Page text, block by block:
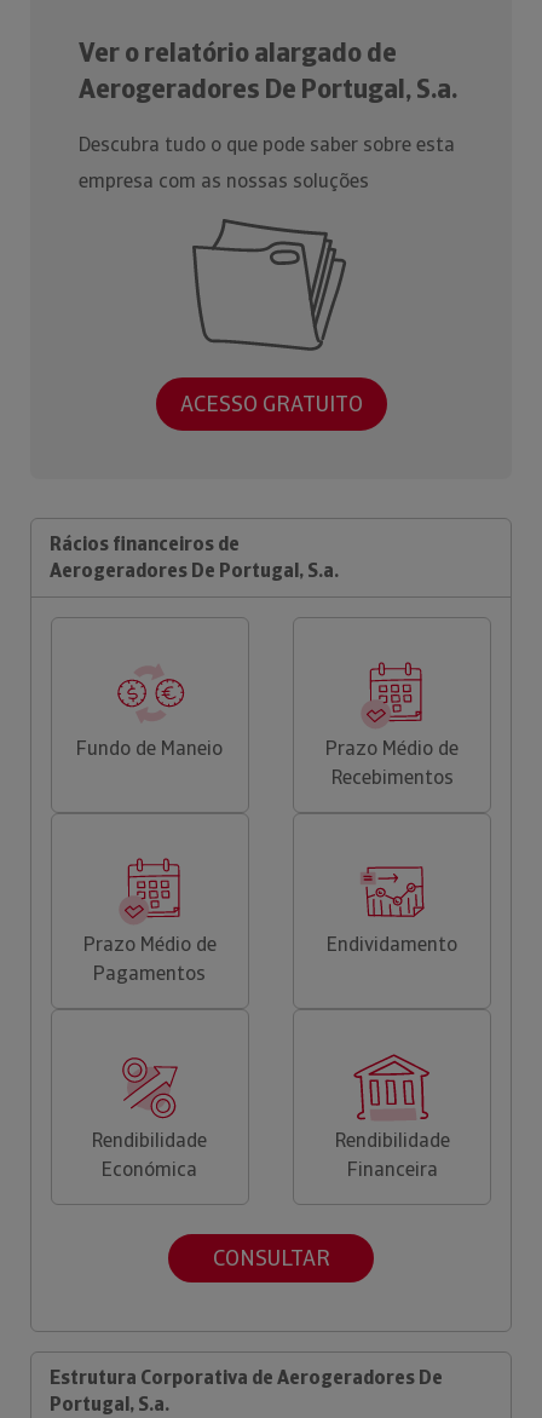
Ver o relatório alargado de
Aerogeradores De Portugal, S.a.
Descubra tudo o que pode saber sobre esta
empresa com as nossas soluções
ACESSO GRATUITO
Rácios financeiros de
Aerogeradores De Portugal, S.a.
Fundo de Maneio
Prazo Médio de
Recebimentos
Prazo Médio de
Pagamentos
Endividamento
Rendibilidade
Económica
Rendibilidade
Financeira
CONSULTAR
Estrutura Corporativa de Aerogeradores De
Portugal, S.a.